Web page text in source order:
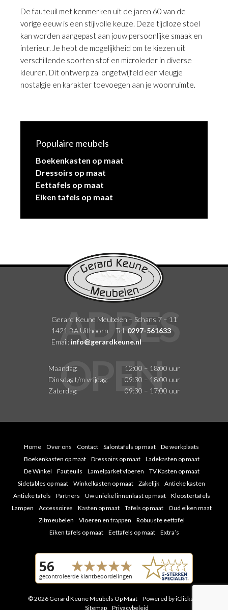
Populaire meubels
Boekenkasten op maat
Dressoirs op maat
Eettafels op maat
Eiken tafels op maat
De fauteuil met kenmerken uit de jaren 60 van de
vorige eeuw is een stijlvolle keuze. Deze tijdloze stoel
kan worden aangepast aan jouw persoonlijke smaak en
interieur. Je hebt de mogelijkheid om te kiezen uit
verschillende soorten stof en microleder in diverse
kleuren. Dit ontwerp zal ongetwijfeld een vleugje
nostalgie en karakter toevoegen aan je woonruimte.
Gerard Keune Meubelen – Schans 7 – 11
1421 BA Uithoorn – Tel: 0297-561633
Email: info@gerardkeune.nl
Maandag:
12:00 – 18:00 uur
Dinsdag t/m vrijdag:
09:30 – 18:00 uur
Zaterdag:
09:30 – 17:00 uur
Home Over ons Contact Salontafels op maat
De werkplaats
Boekenkasten op maat
Dressoirs op maat
Ladekasten op maat
De Winkel
Fauteuils Lamelparket vloeren
TV Kasten op maat
Sidetables op maat
Winkelkasten op maat Zakelijk
Antieke kasten
Antieke tafels
Partners Uw unieke linnenkast op maat
Kloostertafels
Lampen
Accessoires Kasten op maat Tafels op maat
Oud eiken maat
Zitmeubelen
Vloeren en trappen
Robuuste eettafel
Eiken tafels op maat
Eettafels op maat Extra’s
© 2026 Gerard Keune Meubels Op Maat Powered by iClicks
Sitemap
Privacybeleid